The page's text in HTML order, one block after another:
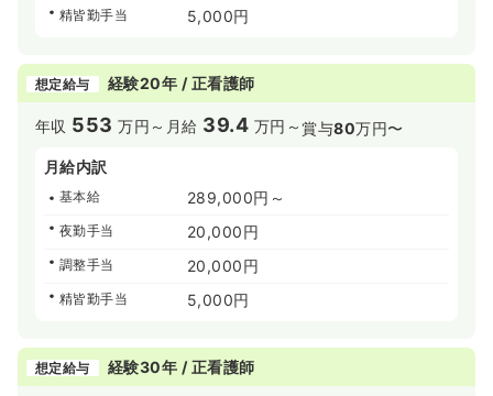
精皆勤手当 5,000円
想定給与 経験20年 / 正看護師
年収 553 万円～ 月給 39.4 万円～賞与80万円〜
月給内訳
基本給 289,000円～
夜勤手当 20,000円
調整手当 20,000円
精皆勤手当 5,000円
想定給与 経験30年 / 正看護師